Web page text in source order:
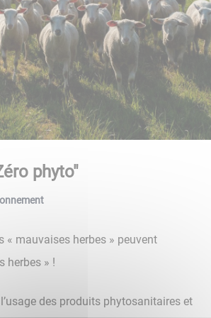
phyto"
« mauvaises herbes » peuvent
herbes » !
des produits phytosanitaires et